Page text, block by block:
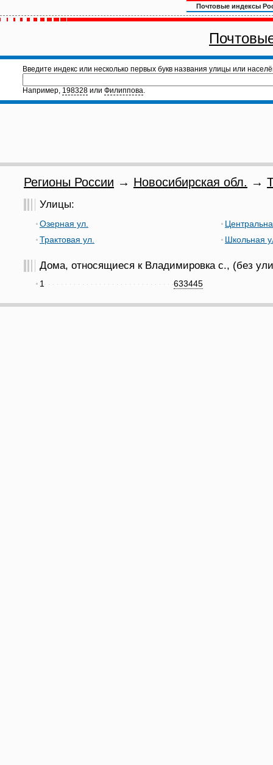
Почтовые индексы
Введите индекс или несколько первых букв названия улицы или
Например, 198328 или Филиппова.
Регионы России → Новосибирская обл. →
Улицы:
Озерная ул.
Трактовая ул.
Школьная
Дома, относящиеся к Владимировка с., (без
633445
1